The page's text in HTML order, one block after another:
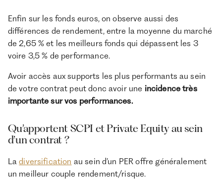
Enfin sur les fonds euros, on observe aussi des
différences de rendement, entre la moyenne du marché
de 2,65 % et les meilleurs fonds qui dépassent les 3
voire 3,5 % de performance.
Avoir accès aux supports les plus performants au sein
de votre contrat peut donc avoir une incidence très
importante sur vos performances.
Qu’apportent SCPI et Private Equity au sein
d’un contrat ?
Ladiversification au sein d’un PER offre généralement
un meilleur couple rendement/risque.